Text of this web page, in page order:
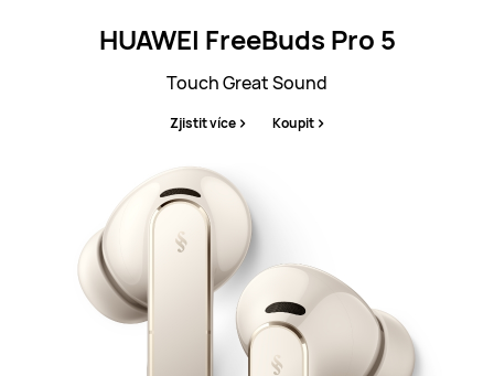
HUAWEI FreeBuds Pro 5
Touch Great Sound
Zjistit více Koupit